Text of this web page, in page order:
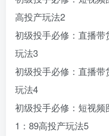
高投产玩法2
初级投手必修：直播
玩法3
初级投手必修：直播
玩法4
初级投手必修：短视
1：89高投产玩法5